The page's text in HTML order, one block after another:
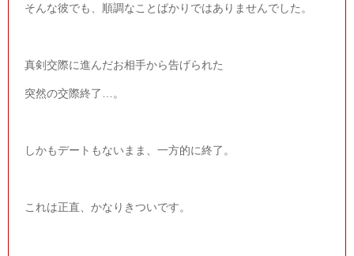
そんな彼でも、順調なことばかりではありませんでした。
真剣交際に進んだお相手から告げられた
突然の交際終了…。
しかもデートもないまま、一方的に終了。
これは正直、かなりきついです。